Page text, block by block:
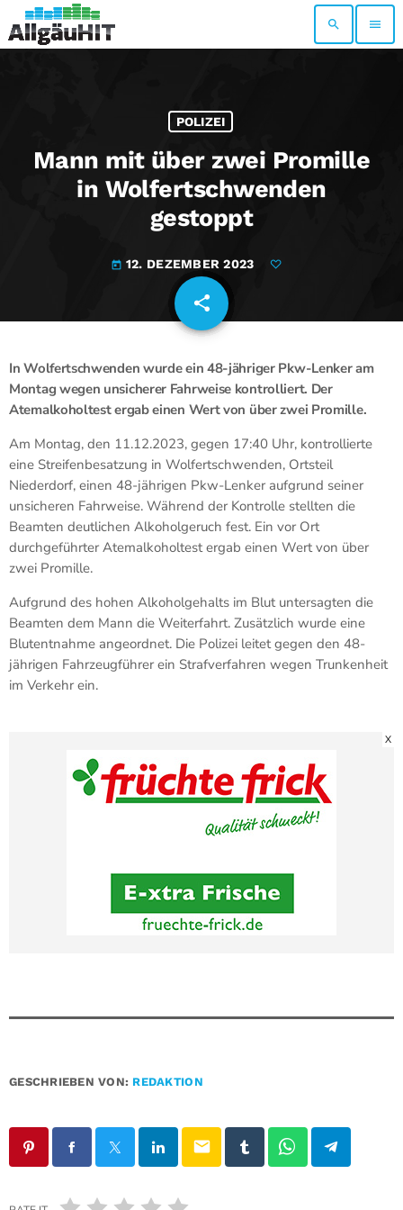
search menu
POLIZEI
Mann mit über zwei Promille
in Wolfertschwenden
gestoppt
today 12. DEZEMBER 2023
share
email
In Wolfertschwenden wurde ein 48-jähriger Pkw-Lenker am
Montag wegen unsicherer Fahrweise kontrolliert. Der
Atemalkoholtest ergab einen Wert von über zwei Promille.
Am Montag, den 11.12.2023, gegen 17:40 Uhr, kontrollierte
eine Streifenbesatzung in Wolfertschwenden, Ortsteil
Niederdorf, einen 48-jährigen Pkw-Lenker aufgrund seiner
unsicheren Fahrweise. Während der Kontrolle stellten die
Beamten deutlichen Alkoholgeruch fest. Ein vor Ort
durchgeführter Atemalkoholtest ergab einen Wert von über
zwei Promille.
Aufgrund des hohen Alkoholgehalts im Blut untersagten die
Beamten dem Mann die Weiterfahrt. Zusätzlich wurde eine
Blutentnahme angeordnet. Die Polizei leitet gegen den 48-
jährigen Fahrzeugführer ein Strafverfahren wegen Trunkenheit
im Verkehr ein.
X
GESCHRIEBEN VON: REDAKTION
email